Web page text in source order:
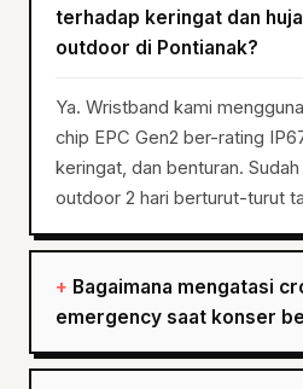
terhadap keringat dan
outdoor di Pontianak?
Ya. Wristband kami
chip EPC Gen2 ber-rating
keringat, dan benturan.
outdoor 2 hari berturut-turut
Bagaimana mengatasi
emergency saat konser